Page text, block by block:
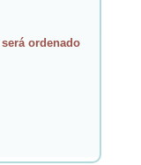
ordenado